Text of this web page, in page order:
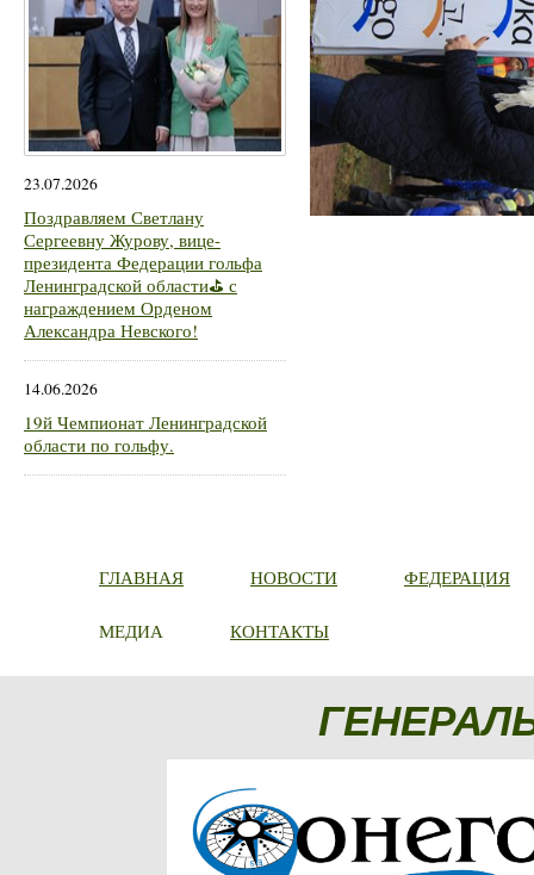
23.07.2026
Поздравляем Светлану
Сергеевну Журову, вице-
президента Федерации гольфа
Ленинградской области⛳ с
награждением Орденом
Александра Невского!
14.06.2026
19й Чемпионат Ленинградской
области по гольфу.
ГЛАВНАЯ НОВОСТИ ФЕДЕРАЦИЯ
МЕДИА КОНТАКТЫ